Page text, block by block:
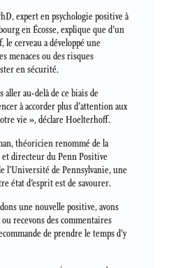
expert en psychologie positive à
en Écosse, explique que d’un
cerveau a développé une
menaces ou des risques
en sécurité.
aller au-delà de ce biais de
à accorder plus d’attention aux
vie », déclare Hoelterhoff.
théoricien renommé de la
et directeur du Penn Positive
l’Université de Pennsylvanie, une
état d’esprit est de savourer.
une nouvelle positive, avons
recevons des commentaires
de prendre le temps d’y